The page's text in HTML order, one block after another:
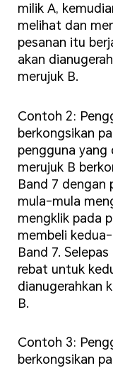
milik A,
melihat dan
pesanan itu
akan
merujuk B.
Contoh 2:
berkongsikan
pengguna yang
merujuk B
Band 7 dengan
mula-mula
mengklik pada
membeli
Band 7.
rebat untuk
dianugerahkan
B.
Contoh 3:
berkongsikan